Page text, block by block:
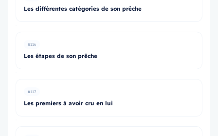
Les différentes catégories de son prêche
#116
Les étapes de son prêche
#117
Les premiers à avoir cru en lui